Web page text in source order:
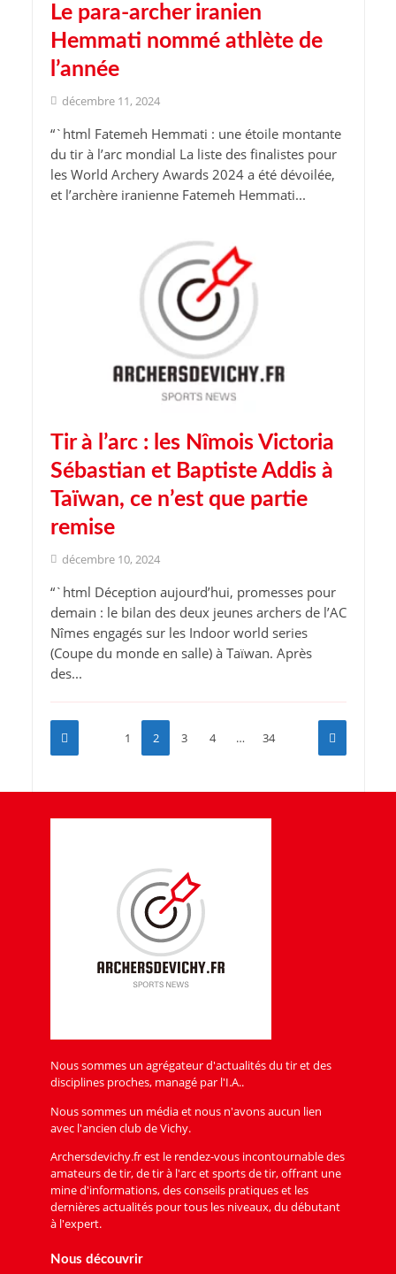
Le para-archer iranien
Hemmati nommé athlète de
l’année
décembre 11, 2024
“`html Fatemeh Hemmati : une étoile montante
du tir à l’arc mondial La liste des finalistes pour
les World Archery Awards 2024 a été dévoilée,
et l’archère iranienne Fatemeh Hemmati...
Tir à l’arc : les Nîmois Victoria
Sébastian et Baptiste Addis à
Taïwan, ce n’est que partie
remise
décembre 10, 2024
“`html Déception aujourd’hui, promesses pour
demain : le bilan des deux jeunes archers de l’AC
Nîmes engagés sur les Indoor world series
(Coupe du monde en salle) à Taïwan. Après
des...
1 2 3 4 … 34
Nous sommes un agrégateur d'actualités du tir et des
disciplines proches, managé par l'I.A..
Nous sommes un média et nous n'avons aucun lien
avec l'ancien club de Vichy.
Archersdevichy.fr est le rendez-vous incontournable des
amateurs de tir, de tir à l'arc et sports de tir, offrant une
mine d'informations, des conseils pratiques et les
dernières actualités pour tous les niveaux, du débutant
à l'expert.
Nous découvrir